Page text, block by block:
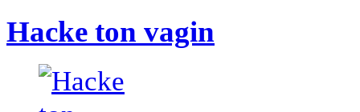
Hacke ton vagin